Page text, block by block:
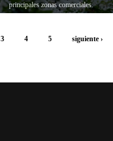
principales zonas comerciales.
3 4 5 siguiente ›